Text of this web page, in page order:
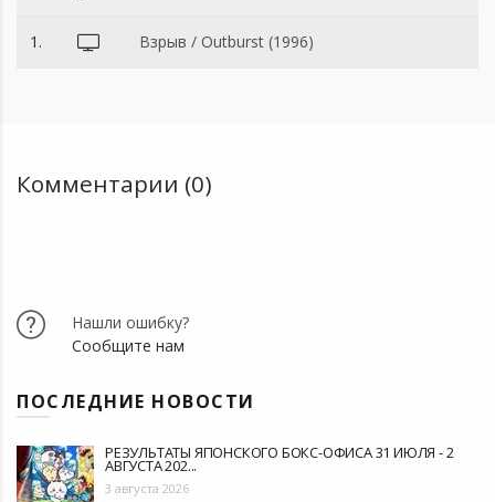
1. Взрыв / Outburst (1996)
Комментарии (0)
Нашли ошибку?
Сообщите нам
ПОСЛЕДНИЕ НОВОСТИ
РЕЗУЛЬТАТЫ ЯПОНСКОГО БОКС-ОФИСА 31 ИЮЛЯ - 2
АВГУСТА 202...
3 августа 2026